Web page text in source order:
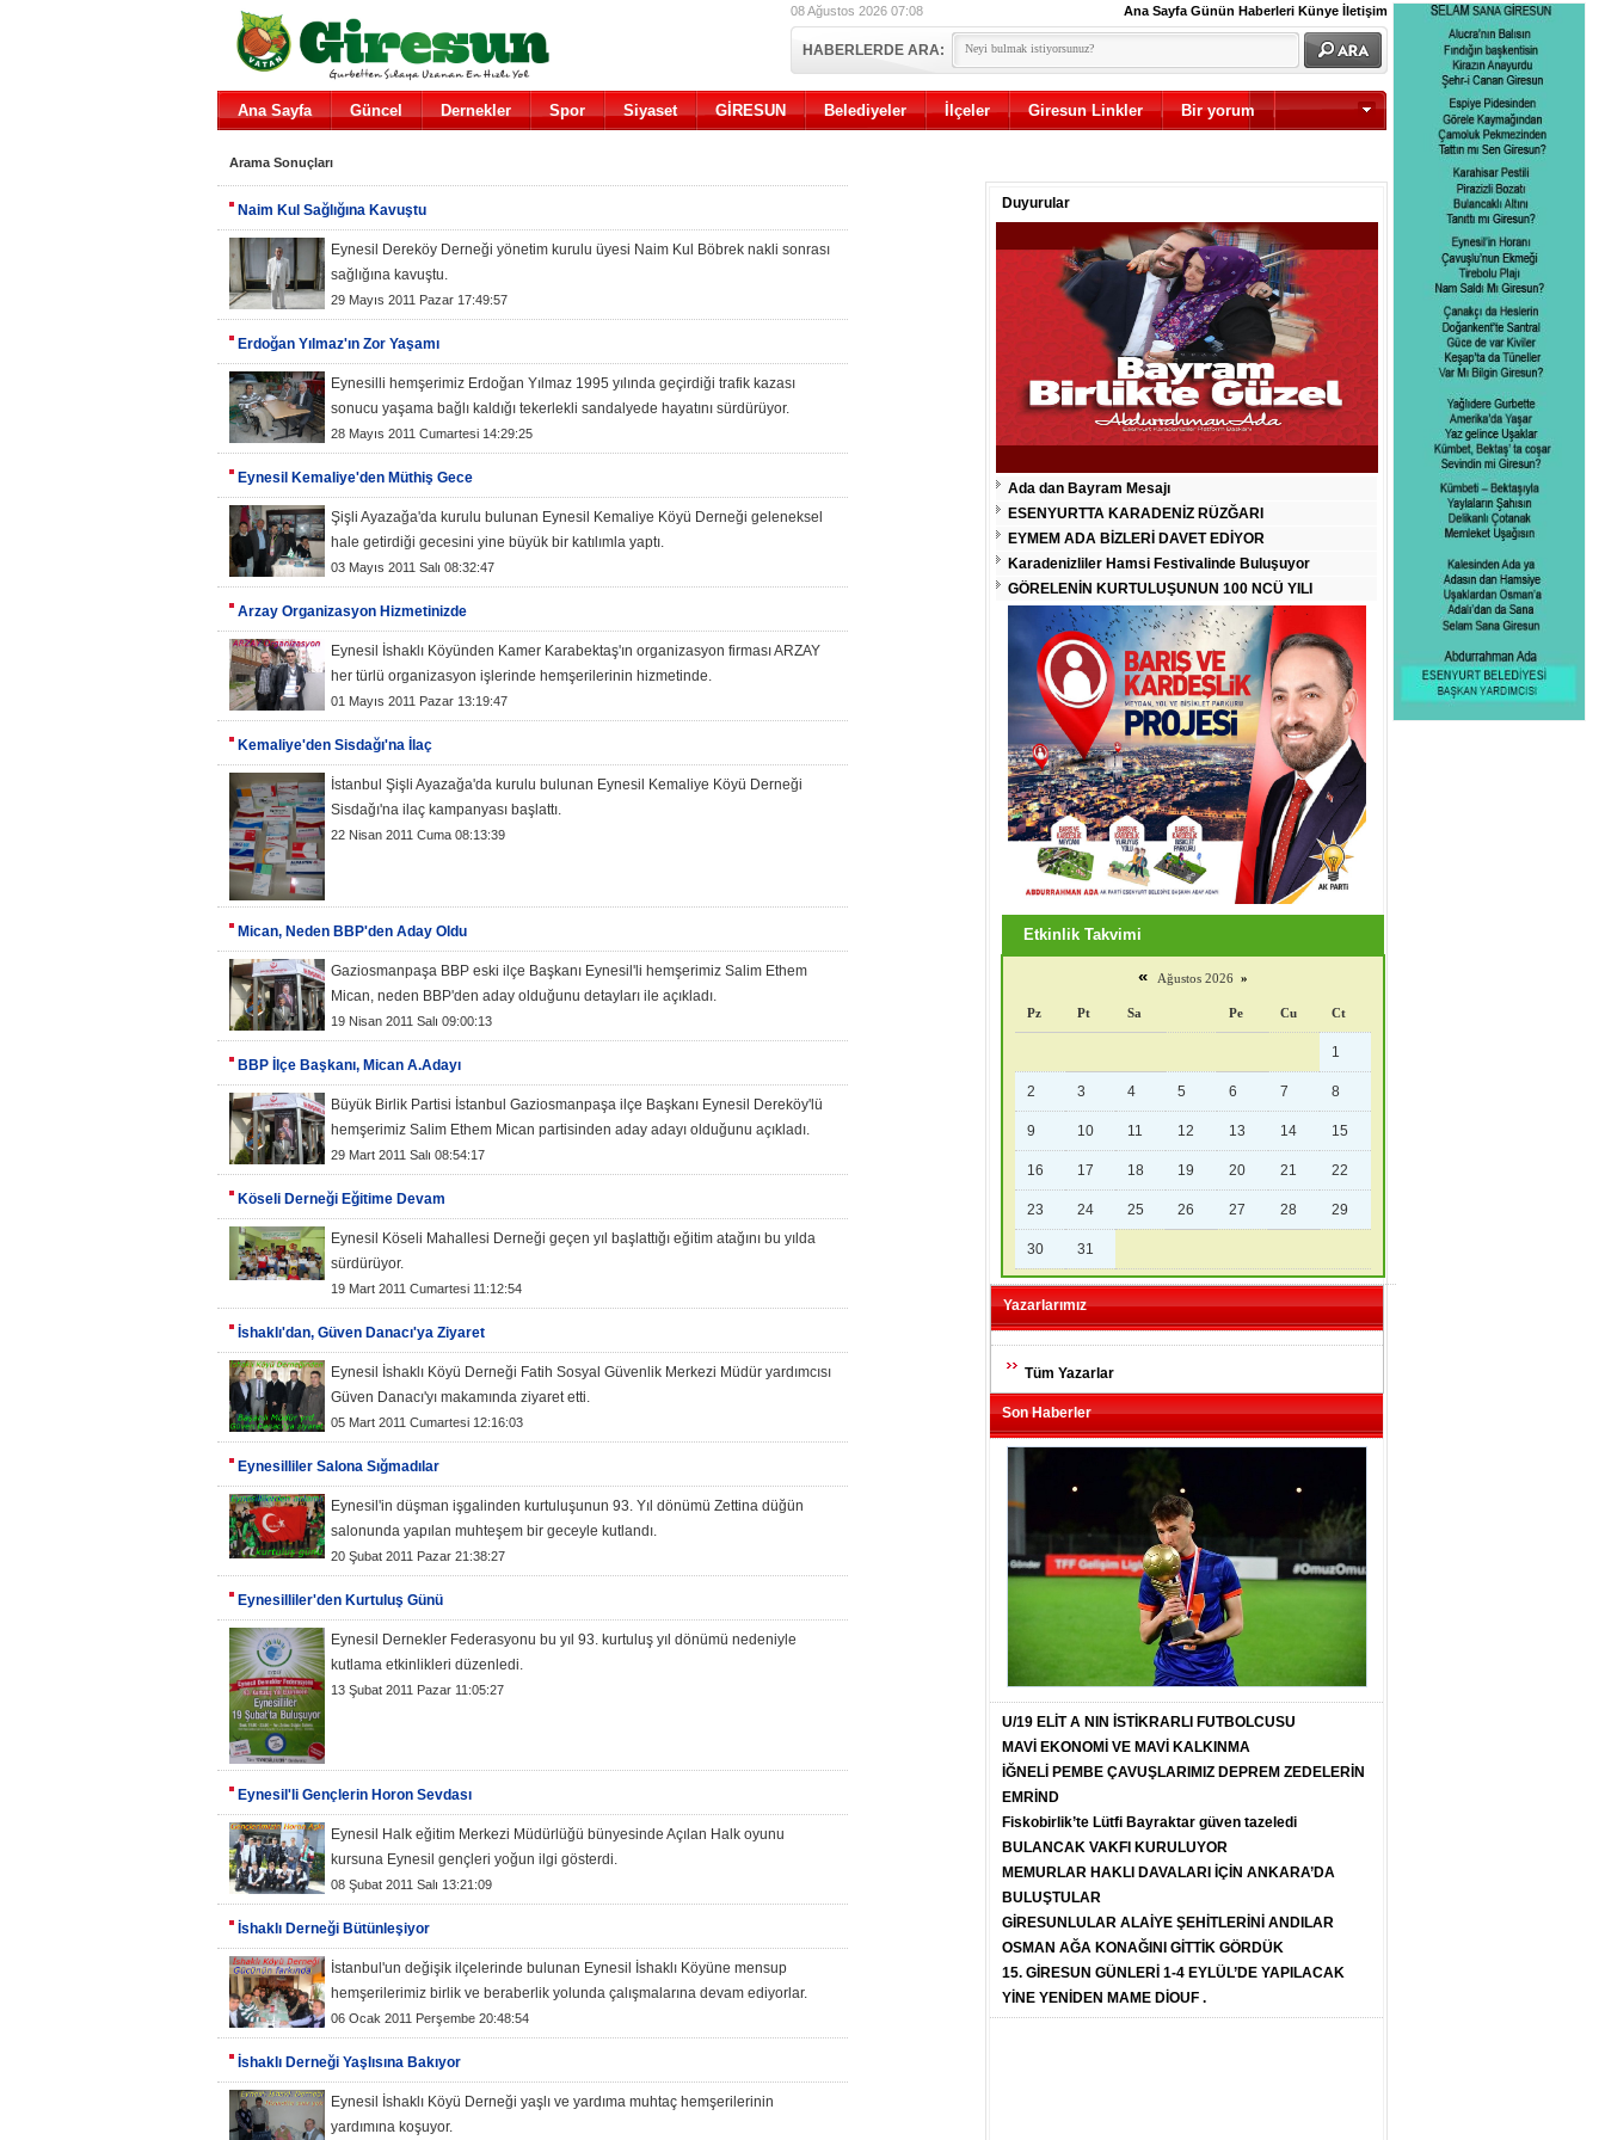
08 Ağustos 2026 07:08 Ana Sayfa Günün Haberleri Künye İletişim
HABERLERDE ARA:
Ana Sayfa Güncel Dernekler Spor Siyaset GİRESUN Belediyeler İlçeler Giresun Linkler Bir yorum
Arama Sonuçları
Naim Kul Sağlığına Kavuştu
Eynesil Dereköy Derneği yönetim kurulu üyesi Naim Kul Böbrek nakli sonrası
sağlığına kavuştu.
29 Mayıs 2011 Pazar 17:49:57
Erdoğan Yılmaz'ın Zor Yaşamı
Eynesilli hemşerimiz Erdoğan Yılmaz 1995 yılında geçirdiği trafik kazası
sonucu yaşama bağlı kaldığı tekerlekli sandalyede hayatını sürdürüyor.
28 Mayıs 2011 Cumartesi 14:29:25
Eynesil Kemaliye'den Müthiş Gece
Şişli Ayazağa'da kurulu bulunan Eynesil Kemaliye Köyü Derneği geleneksel
hale getirdiği gecesini yine büyük bir katılımla yaptı.
03 Mayıs 2011 Salı 08:32:47
Arzay Organizasyon Hizmetinizde
Eynesil İshaklı Köyünden Kamer Karabektaş'ın organizasyon firması ARZAY
her türlü organizasyon işlerinde hemşerilerinin hizmetinde.
01 Mayıs 2011 Pazar 13:19:47
Kemaliye'den Sisdağı'na İlaç
İstanbul Şişli Ayazağa'da kurulu bulunan Eynesil Kemaliye Köyü Derneği
Sisdağı'na ilaç kampanyası başlattı.
22 Nisan 2011 Cuma 08:13:39
Mican, Neden BBP'den Aday Oldu
Gaziosmanpaşa BBP eski ilçe Başkanı Eynesil'li hemşerimiz Salim Ethem
Mican, neden BBP'den aday olduğunu detayları ile açıkladı.
19 Nisan 2011 Salı 09:00:13
BBP İlçe Başkanı, Mican A.Adayı
Büyük Birlik Partisi İstanbul Gaziosmanpaşa ilçe Başkanı Eynesil Dereköy'lü
hemşerimiz Salim Ethem Mican partisinden aday adayı olduğunu açıkladı.
29 Mart 2011 Salı 08:54:17
Köseli Derneği Eğitime Devam
Eynesil Köseli Mahallesi Derneği geçen yıl başlattığı eğitim atağını bu yılda
sürdürüyor.
19 Mart 2011 Cumartesi 11:12:54
İshaklı'dan, Güven Danacı'ya Ziyaret
Eynesil İshaklı Köyü Derneği Fatih Sosyal Güvenlik Merkezi Müdür yardımcısı
Güven Danacı'yı makamında ziyaret etti.
05 Mart 2011 Cumartesi 12:16:03
Eynesilliler Salona Sığmadılar
Eynesil'in düşman işgalinden kurtuluşunun 93. Yıl dönümü Zettina düğün
salonunda yapılan muhteşem bir geceyle kutlandı.
20 Şubat 2011 Pazar 21:38:27
Eynesilliler'den Kurtuluş Günü
Eynesil Dernekler Federasyonu bu yıl 93. kurtuluş yıl dönümü nedeniyle
kutlama etkinlikleri düzenledi.
13 Şubat 2011 Pazar 11:05:27
Eynesil'li Gençlerin Horon Sevdası
Eynesil Halk eğitim Merkezi Müdürlüğü bünyesinde Açılan Halk oyunu
kursuna Eynesil gençleri yoğun ilgi gösterdi.
08 Şubat 2011 Salı 13:21:09
İshaklı Derneği Bütünleşiyor
İstanbul'un değişik ilçelerinde bulunan Eynesil İshaklı Köyüne mensup
hemşerilerimiz birlik ve beraberlik yolunda çalışmalarına devam ediyorlar.
06 Ocak 2011 Perşembe 20:48:54
İshaklı Derneği Yaşlısına Bakıyor
Eynesil İshaklı Köyü Derneği yaşlı ve yardıma muhtaç hemşerilerinin
yardımına koşuyor.
Duyurular
Ada dan Bayram Mesajı
ESENYURTTA KARADENİZ RÜZĞARI
EYMEM ADA BİZLERİ DAVET EDİYOR
Karadenizliler Hamsi Festivalinde Buluşuyor
GÖRELENİN KURTULUŞUNUN 100 NCÜ YILI
Etkinlik Takvimi
« Ağustos 2026 »
Pz Pt Sa Pe Cu Ct
1
2 3 4 5 6 7 8
9 10 11 12 13 14 15
16 17 18 19 20 21 22
23 24 25 26 27 28 29
30 31
Yazarlarımız
Tüm Yazarlar
Son Haberler
U/19 ELİT A NIN İSTİKRARLI FUTBOLCUSU
MAVİ EKONOMİ VE MAVİ KALKINMA
İĞNELİ PEMBE ÇAVUŞLARIMIZ DEPREM ZEDELERİN
EMRİND
Fiskobirlik’te Lütfi Bayraktar güven tazeledi
BULANCAK VAKFI KURULUYOR
MEMURLAR HAKLI DAVALARI İÇİN ANKARA’DA
BULUŞTULAR
GİRESUNLULAR ALAİYE ŞEHİTLERİNİ ANDILAR
OSMAN AĞA KONAĞINI GİTTİK GÖRDÜK
15. GİRESUN GÜNLERİ 1-4 EYLÜL’DE YAPILACAK
YİNE YENİDEN MAME DİOUF .